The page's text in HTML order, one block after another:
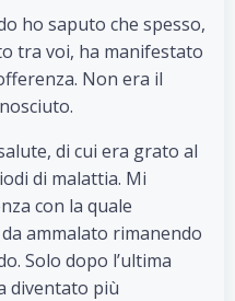
ho saputo che spesso,
tra voi, ha manifestato
Non era il
di cui era grato al
di malattia. Mi
con la quale
ammalato rimanendo
Solo dopo l’ultima
diventato più